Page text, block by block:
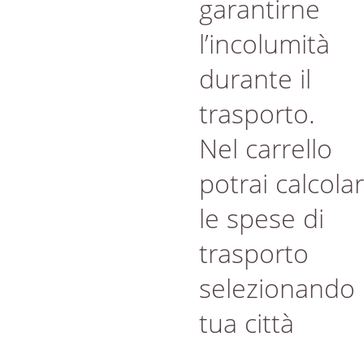
garantirne
l’incolumità
durante il
trasporto.
Nel carrello
potrai
le spese di
trasporto
selezionando
tua città